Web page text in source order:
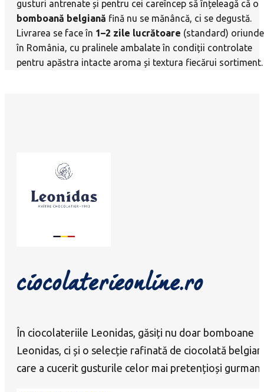
gusturi antrenate și pentru cei careîncep să înțeleagă că o
bomboană belgiană fină nu se mănâncă, ci se degustă.
Livrarea se face în 1–2 zile lucrătoare (standard) oriunde
în România, cu pralinele ambalate în condiții controlate
pentru apăstra intacte aroma și textura fiecărui sortiment.
ciocolaterieonline.ro
În ciocolateriile Leonidas, găsiți nu doar bomboane
Leonidas, ci și o selecție rafinată de ciocolată
care a cucerit gusturile celor mai pretențioși